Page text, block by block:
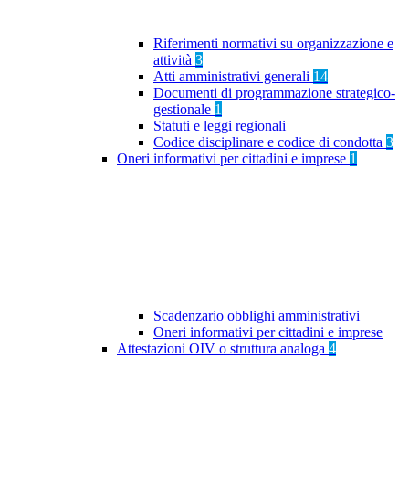
Riferimenti normativi su organizzazione e
attività 3
Atti amministrativi generali 14
Documenti di programmazione strategico-
gestionale 1
Statuti e leggi regionali
Codice disciplinare e codice di condotta 3
Oneri informativi per cittadini e imprese 1
Scadenzario obblighi amministrativi
Oneri informativi per cittadini e imprese
Attestazioni OIV o struttura analoga 4